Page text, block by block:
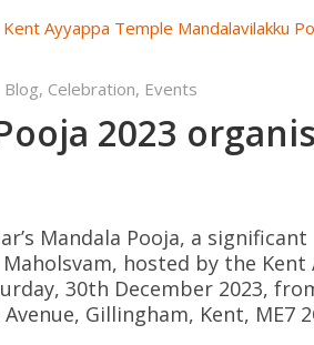
Blog, Celebration, Events
2023
Mandala Pooja, a
hosted by the
30th December 2023,
Gillingham, Kent, ME7